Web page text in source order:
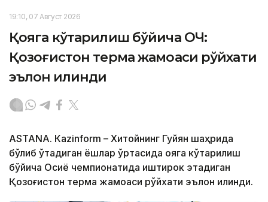
19:10, 07 Август 2026
Қояга кўтарилиш бўйича ОЧ:
Қозоғистон терма жамоаси рўйхати
эълон қилинди
ASTANА. Кazinform – Хитойнинг Гуйян шаҳрида
бўлиб ўтадиган ёшлар ўртасида қояга кўтарилиш
бўйича Осиё чемпионатида иштирок этадиган
Қозоғистон терма жамоаси рўйхати эълон қилинди.